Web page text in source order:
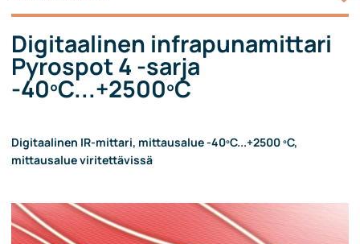
Digitaalinen infrapunamittari
Pyrospot 4 -sarja
-40ºC...+2500ºC
Digitaalinen IR-mittari, mittausalue -40ºC...+2500 ºC,
mittausalue viritettävissä